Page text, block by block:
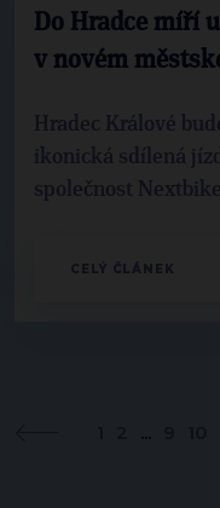
Do Hradce míří
v novém
Hradec Králové
ikonická sdílená
společnost
CELÝ ČLÁNEK
...